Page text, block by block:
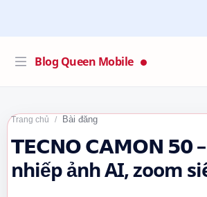
Blog Queen Mobile
Trang chủ Bài đăng
𝗧𝗘𝗖𝗡𝗢 𝗖𝗔𝗠𝗢𝗡 𝟱𝟬 –
nhiếp ảnh AI, zoom